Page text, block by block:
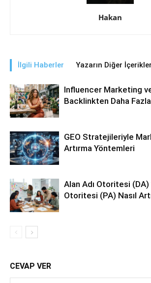
Hakan
İlgili Haberler Yazarın Diğer
Influencer Marketing
Backlinkten Daha
GEO Stratejileriyle
Artırma Yöntemleri
Alan Adı Otoritesi
Otoritesi (PA) Nasıl
CEVAP VER